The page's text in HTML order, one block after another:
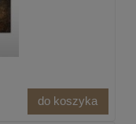
do koszyka